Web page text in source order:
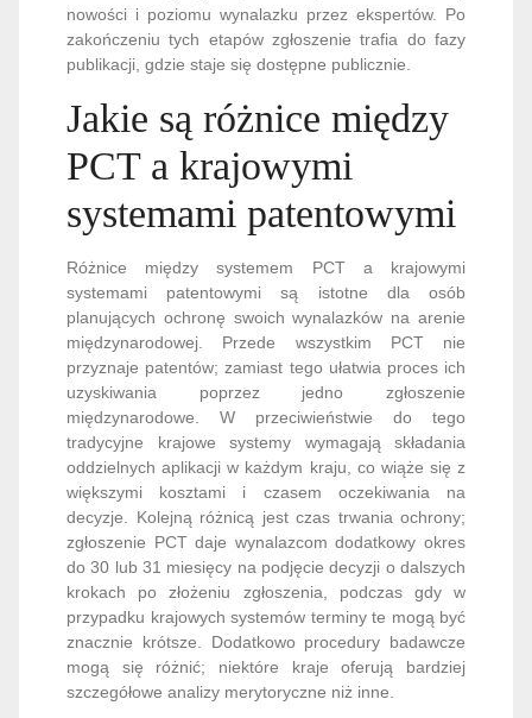
nowości i poziomu wynalazku przez ekspertów. Po
zakończeniu tych etapów zgłoszenie trafia do fazy
publikacji, gdzie staje się dostępne publicznie.
Jakie są różnice między
PCT a krajowymi
systemami patentowymi
Różnice między systemem PCT a krajowymi
systemami patentowymi są istotne dla osób
planujących ochronę swoich wynalazków na arenie
międzynarodowej. Przede wszystkim PCT nie
przyznaje patentów; zamiast tego ułatwia proces ich
uzyskiwania poprzez jedno zgłoszenie
międzynarodowe. W przeciwieństwie do tego
tradycyjne krajowe systemy wymagają składania
oddzielnych aplikacji w każdym kraju, co wiąże się z
większymi kosztami i czasem oczekiwania na
decyzje. Kolejną różnicą jest czas trwania ochrony;
zgłoszenie PCT daje wynalazcom dodatkowy okres
do 30 lub 31 miesięcy na podjęcie decyzji o dalszych
krokach po złożeniu zgłoszenia, podczas gdy w
przypadku krajowych systemów terminy te mogą być
znacznie krótsze. Dodatkowo procedury badawcze
mogą się różnić; niektóre kraje oferują bardziej
szczegółowe analizy merytoryczne niż inne.